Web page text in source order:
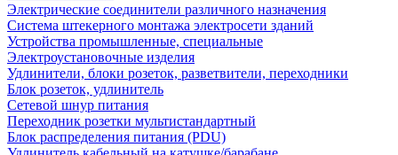
Электрические соединители различного назначения
Система штекерного монтажа электросети зданий
Устройства промышленные, специальные
Электроустановочные изделия
Удлинители, блоки розеток, разветвители, переходники
Блок розеток, удлинитель
Сетевой шнур питания
Переходник розетки мультистандартный
Блок распределения питания (PDU)